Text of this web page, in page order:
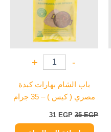
-
+
باب الشام بهارات كبدة
مصري ( كيس ) – 35 جرام
35EGP
31 EGP